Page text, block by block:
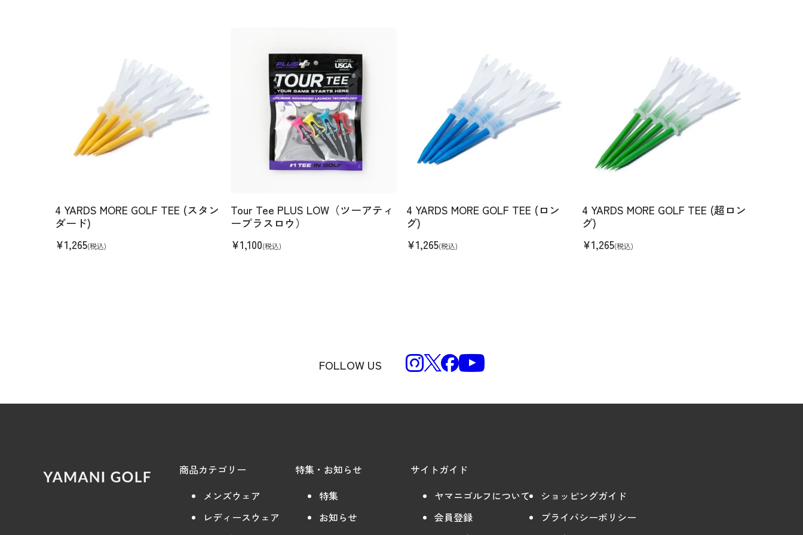
4 YARDS MORE GOLF TEE (スタン
ダード)
¥1,265(税込)
Tour Tee PLUS LOW（ツーアティ
ープラスロウ）
¥1,100(税込)
4 YARDS MORE GOLF TEE (ロン
グ)
¥1,265(税込)
4 YARDS MORE GOLF TEE (超ロン
グ)
¥1,265(税込)
FOLLOW US
商品カテゴリー
メンズウェア
レディースウェア
特集・お知らせ
特集
お知らせ
サイトガイド
ヤマニゴルフについて
ショッピングガイド
会員登録
プライバシーポリシー